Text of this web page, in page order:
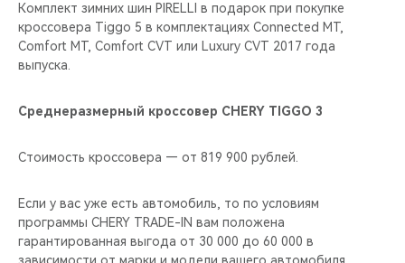
Комплект зимних шин PIRELLI в подарок при покупке
кроссовера Tiggo 5 в комплектациях Connected MT,
Comfort MT, Comfort CVT или Luxury CVT 2017 года
выпуска.
Среднеразмерный кроссовер CHERY TIGGO 3
Стоимость кроссовера — от 819 900 рублей.
Если у вас уже есть автомобиль, то по условиям
программы CHERY TRADE-IN вам положена
гарантированная выгода от 30 000 до 60 000 в